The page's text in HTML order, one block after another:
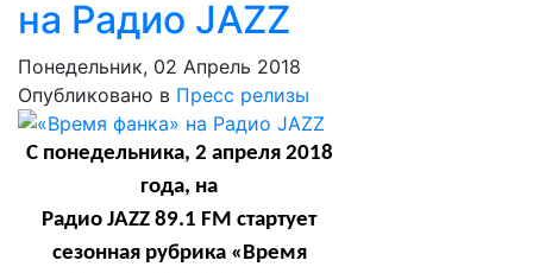
на Радио JAZZ
Понедельник, 02 Апрель 2018
Опубликовано в Пресс релизы
С понедельника, 2 апреля 2018
года, на
РадиоJAZZ 89.1 FM стартует
сезонная рубрика «Время